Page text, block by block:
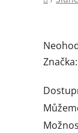
je
0,0
z
Značka: